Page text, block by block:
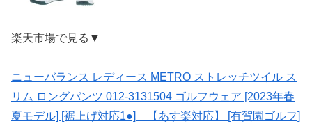
楽天市場で見る▼
ニューバランス レディース METRO ストレッチツイル ス
リム ロングパンツ 012-3131504 ゴルフウェア [2023年春
夏モデル] [裾上げ対応1●] 【あす楽対応】 [有賀園ゴルフ]